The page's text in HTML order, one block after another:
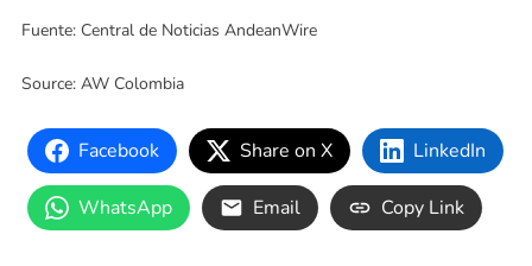
Fuente: Central de Noticias AndeanWire
Source: AW Colombia
Facebook Share on X LinkedIn
WhatsApp Email Copy Link